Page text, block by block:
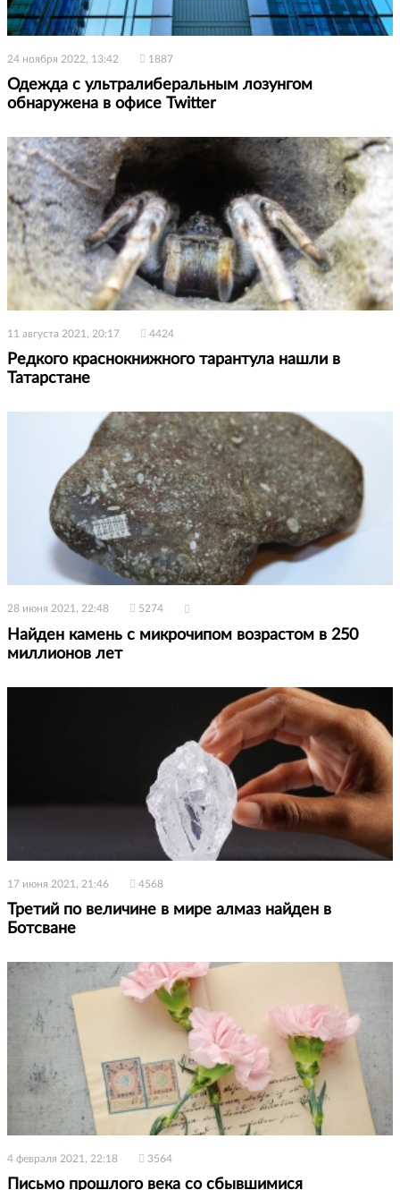
24 ноября 2022, 13:42 1887
Одежда с ультралиберальным лозунгом
обнаружена в офисе Twitter
11 августа 2021, 20:17 4424
Редкого краснокнижного тарантула нашли в
Татарстане
28 июня 2021, 22:48 5274
Найден камень с микрочипом возрастом в 250
миллионов лет
17 июня 2021, 21:46 4568
Третий по величине в мире алмаз найден в
Ботсване
4 февраля 2021, 22:18 3564
Письмо прошлого века со сбывшимися